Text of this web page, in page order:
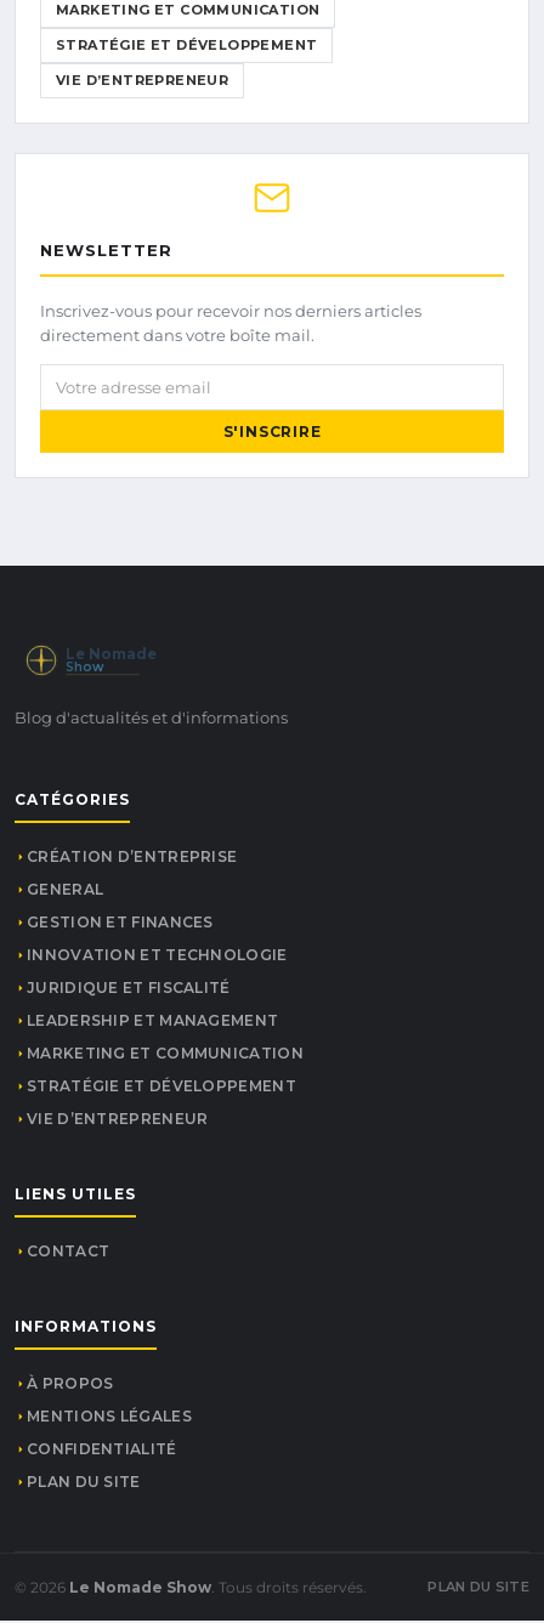
MARKETING ET COMMUNICATION
STRATÉGIE ET DÉVELOPPEMENT
VIE D’ENTREPRENEUR
NEWSLETTER
Inscrivez-vous pour recevoir nos derniers articles
directement dans votre boîte mail.
Votre adresse email
S'INSCRIRE
Le Nomade
Show
Blog d'actualités et d'informations
CATÉGORIES
CRÉATION D’ENTREPRISE
GENERAL
GESTION ET FINANCES
INNOVATION ET TECHNOLOGIE
JURIDIQUE ET FISCALITÉ
LEADERSHIP ET MANAGEMENT
MARKETING ET COMMUNICATION
STRATÉGIE ET DÉVELOPPEMENT
VIE D’ENTREPRENEUR
LIENS UTILES
CONTACT
INFORMATIONS
À PROPOS
MENTIONS LÉGALES
CONFIDENTIALITÉ
PLAN DU SITE
© 2026 Le Nomade Show. Tous droits réservés. PLAN DU SITE